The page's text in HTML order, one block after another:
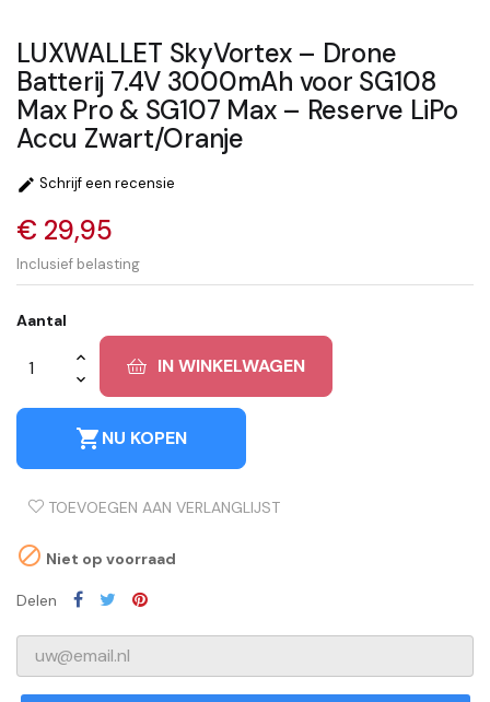
LUXWALLET SkyVortex – Drone
Batterij 7.4V 3000mAh voor SG108
Max Pro & SG107 Max – Reserve LiPo
Accu Zwart/Oranje
 Schrijf een recensie
€ 29,95
Inclusief belasting
Aantal
IN WINKELWAGEN
shopping_cartNU KOPEN
TOEVOEGEN AAN VERLANGLIJST
 Niet op voorraad
Delen